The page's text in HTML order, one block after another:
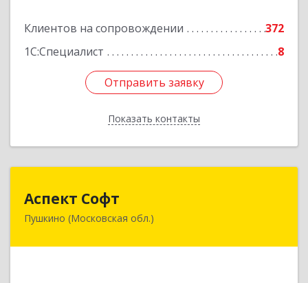
Клиентов на сопровождении
372
1С:Специалист
8
Отправить заявку
Показать контакты
Подробнее
Отправить заявку
Назад
Аспект Софт
Пушкино (Московская обл.)
141205, Московская обл, Пушкинский р-н,